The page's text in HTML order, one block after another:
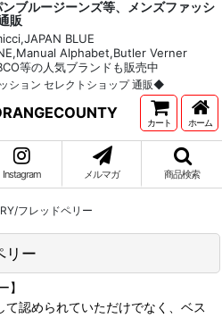
ブルージーンズ等、メンズファッシ
販
BLUE
Alphabet,Butler Verner
等の人気ブランドも販売中
ション セレクトショップ 通販◆
カート ホーム
Instagram メルマガ 商品検索
フレッドペリー
リー
】
認められていただけでなく、ベス